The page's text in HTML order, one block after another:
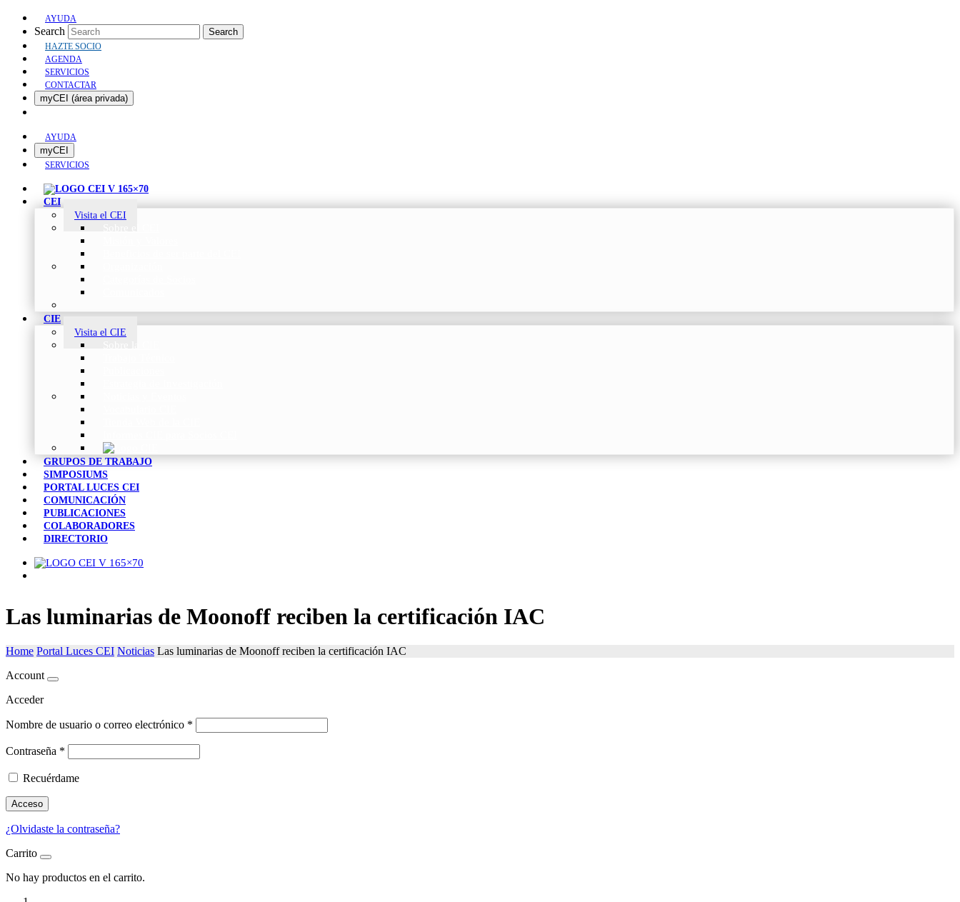
AYUDA
Search Search
HAZTE SOCIO
AGENDA
SERVICIOS
CONTACTAR
myCEI (área privada)
AYUDA
myCEI
SERVICIOS
CEI
Visita el CEI
CIE
Visita el CIE
GRUPOS DE TRABAJO
SIMPOSIUMS
PORTAL LUCES CEI
COMUNICACIÓN
PUBLICACIONES
COLABORADORES
DIRECTORIO
Las luminarias de Moonoff reciben la certificación IAC
Home Portal Luces CEI Noticias Las luminarias de Moonoff reciben la certificación IAC
Account
Acceder
Nombre de usuario o correo electrónico *
Contraseña *
Recuérdame
Acceso
¿Olvidaste la contraseña?
Carrito
No hay productos en el carrito.